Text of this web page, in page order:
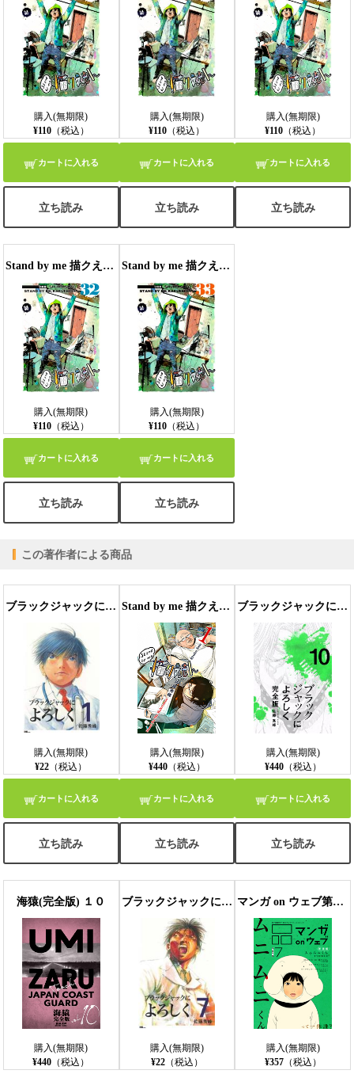
購入(無期限)
¥110（税込）
カートに入れる
立ち読み
購入(無期限)
¥110 （税込）
カートに入れる
立ち読み
購入(無期限)
¥110 （税込）
カートに入れる
立ち読み
Stand by me 描クえもん 分冊版 32
購入(無期限)
¥110（税込）
カートに入れる
立ち読み
Stand by me 描クえもん 分冊版 33
購入(無期限)
¥110 （税込）
カートに入れる
立ち読み
この著作者による商品
ブラックジャックによろしく １
購入(無期限)
¥22 （税込）
カートに入れる
立ち読み
Stand by me 描クえもん 1巻
購入(無期限)
¥440（税込）
カートに入れる
立ち読み
ブラックジャックによろしく 完全版10
購入(無期限)
¥440（税込）
カートに入れる
立ち読み
海猿(完全版) １０
購入(無期限)
¥440 （税込）
ブラックジャックによろしく ７
購入(無期限)
¥22（税込）
マンガ on ウェブ第7号 side-B
購入(無期限)
¥357（税込）